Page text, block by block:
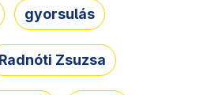
gyorsulás
Radnóti Zsuzsa